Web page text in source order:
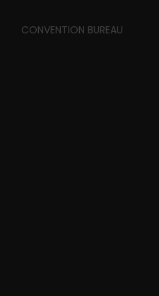
CONVENTION BUREAU